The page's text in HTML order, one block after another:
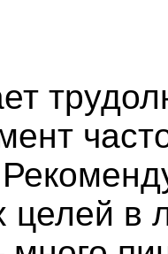
целей в